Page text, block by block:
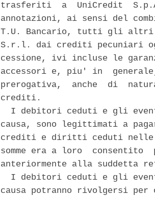
trasferiti  a  UniCredit
annotazioni, ai sensi del
T.U. Bancario, tutti gli altri
S.r.l. dai crediti pecuniari
cessione, ivi incluse le
accessori e, piu' in
prerogativa,  anche  di
crediti.
I debitori ceduti e gli
causa, sono legittimati a
crediti e diritti ceduti nelle
somme era a loro
anteriormente alla suddetta
I debitori ceduti e gli
causa potranno rivolgersi